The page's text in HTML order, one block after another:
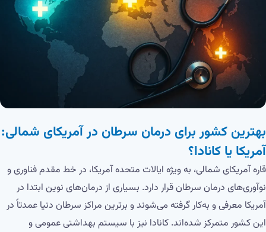
بهترین کشور برای درمان سرطان در آمریکای شمالی:
آمریکا یا کانادا؟
قاره آمریکای شمالی، به ویژه ایالات متحده آمریکا، در خط مقدم فناوری و
نوآوری‌های درمان سرطان قرار دارد. بسیاری از درمان‌های نوین ابتدا در
آمریکا معرفی و به‌کار گرفته می‌شوند و برترین مراکز سرطان دنیا عمدتاً در
این کشور متمرکز شده‌اند. کانادا نیز با سیستم بهداشتی عمومی و